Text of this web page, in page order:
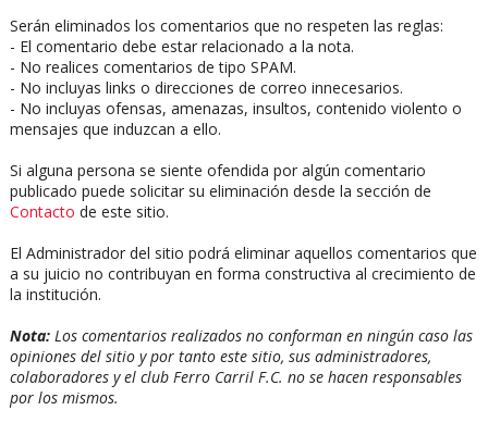
Serán eliminados los comentarios que no respeten las reglas:
- El comentario debe estar relacionado a la nota.
- No realices comentarios de tipo SPAM.
- No incluyas links o direcciones de correo innecesarios.
- No incluyas ofensas, amenazas, insultos, contenido violento o
mensajes que induzcan a ello.
Si alguna persona se siente ofendida por algún comentario
publicado puede solicitar su eliminación desde la sección de
Contacto de este sitio.
El Administrador del sitio podrá eliminar aquellos comentarios que
a su juicio no contribuyan en forma constructiva al crecimiento de
la institución.
Nota:Los comentarios realizados no conforman en ningún caso las
opiniones del sitio y por tanto este sitio, sus administradores,
colaboradores y el club Ferro Carril F.C. no se hacen responsables
por los mismos.